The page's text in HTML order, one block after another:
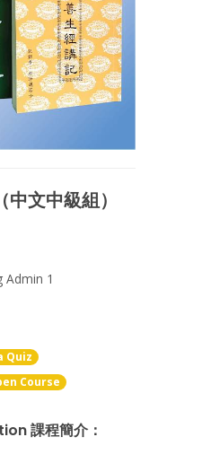
文中級組）
Admin 1
Quiz
Course
課程簡介：